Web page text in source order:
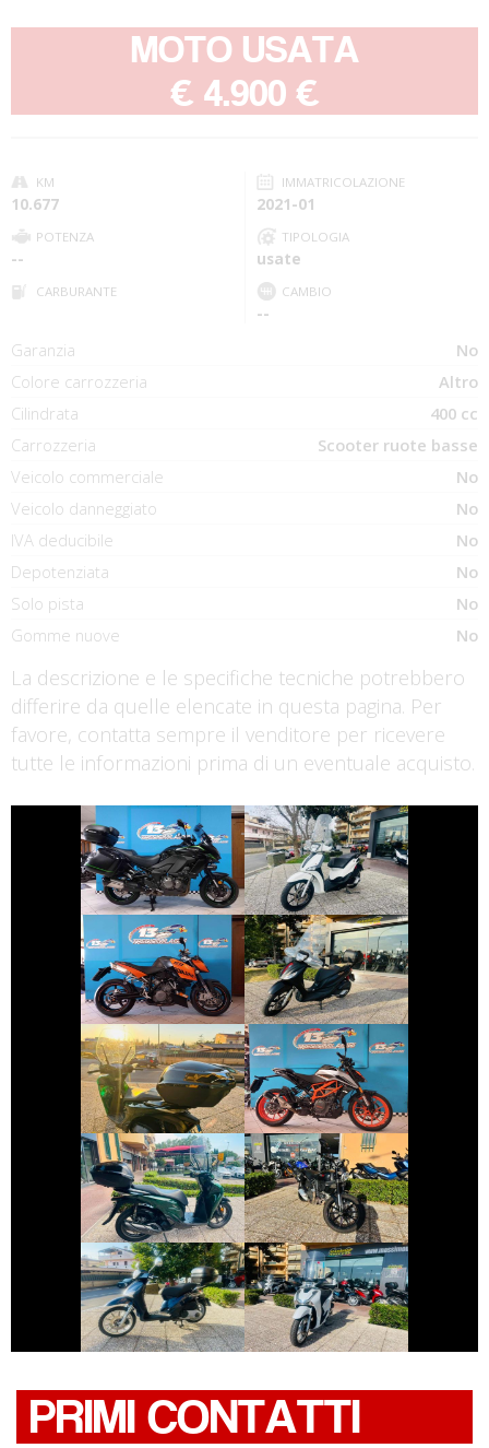
MOTO USATA
€ 4.900 €
KM
10.677
IMMATRICOLAZIONE
2021-01
POTENZA
--
TIPOLOGIA
usate
CARBURANTE CAMBIO
--
Garanzia
No
Colore carrozzeria
Altro
Cilindrata
400 cc
Carrozzeria
Scooter ruote basse
Veicolo commerciale
No
Veicolo danneggiato
No
IVA deducibile
No
Depotenziata
No
Solo pista
No
Gomme nuove
No
La descrizione e le specifiche tecniche potrebbero
differire da quelle elencate in questa pagina. Per
favore, contatta sempre il venditore per ricevere
tutte le informazioni prima di un eventuale acquisto.
KAWASAKI
VERSYS
PIAGGIO LIBERTY
KTM 990-DUKE
€ 4.690 €
PIAGGIO MEDLEY
€ 2.990 €
HONDA SH
€ 3.790 €
KTM DUKE-390
€ 4.890 €
HONDA SH
€ 3.590 €
DUCATI
SCRAMBLER
€ 4.490 €
PIAGGIO LIBERTY
€ 1.650 €
HONDA SH
€ 2.490 €
PRIMI CONTATTI